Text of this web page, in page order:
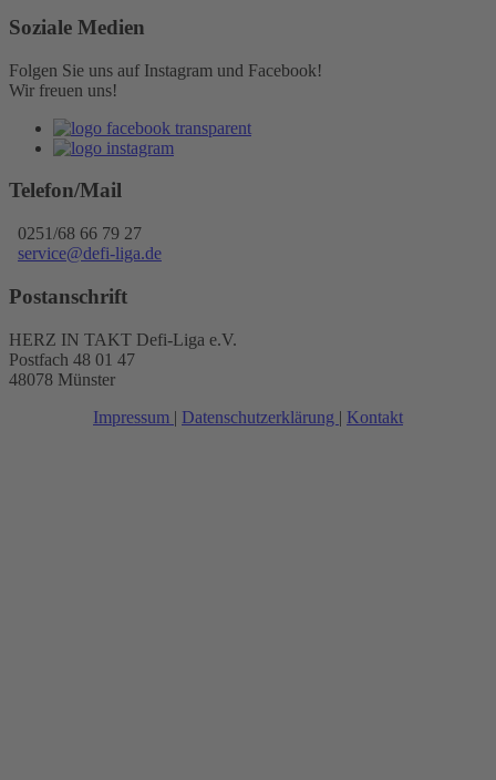
Soziale Medien
Folgen Sie uns auf Instagram und Facebook!
Wir freuen uns!
Telefon/Mail
0251/68 66 79 27
service@defi-liga.de
Postanschrift
HERZ IN TAKT Defi-Liga e.V.
Postfach 48 01 47
48078 Münster
Impressum | Datenschutzerklärung | Kontakt